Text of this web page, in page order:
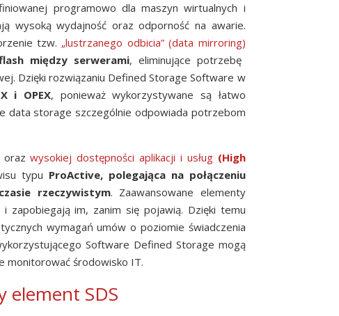
programowo dla maszyn wirtualnych i
wysoką wydajność oraz odporność na awarie.
tzw. „lustrzanego odbicia” (data mirroring)
między serwerami, eliminujące potrzebę
Dzięki rozwiązaniu Defined Storage Software w
i OPEX, ponieważ wykorzystywane są łatwo
data storage szczególnie odpowiada potrzebom
orazwysokiej dostępności aplikacji i usług (High
typu ProActive, polegająca na połączeniu
rzeczywistym. Zaawansowane elementy
zapobiegają im, zanim się pojawią. Dzięki temu
wymagań umów o poziomie świadczenia
Software Defined Storage mogą
monitorować środowisko IT.
element SDS